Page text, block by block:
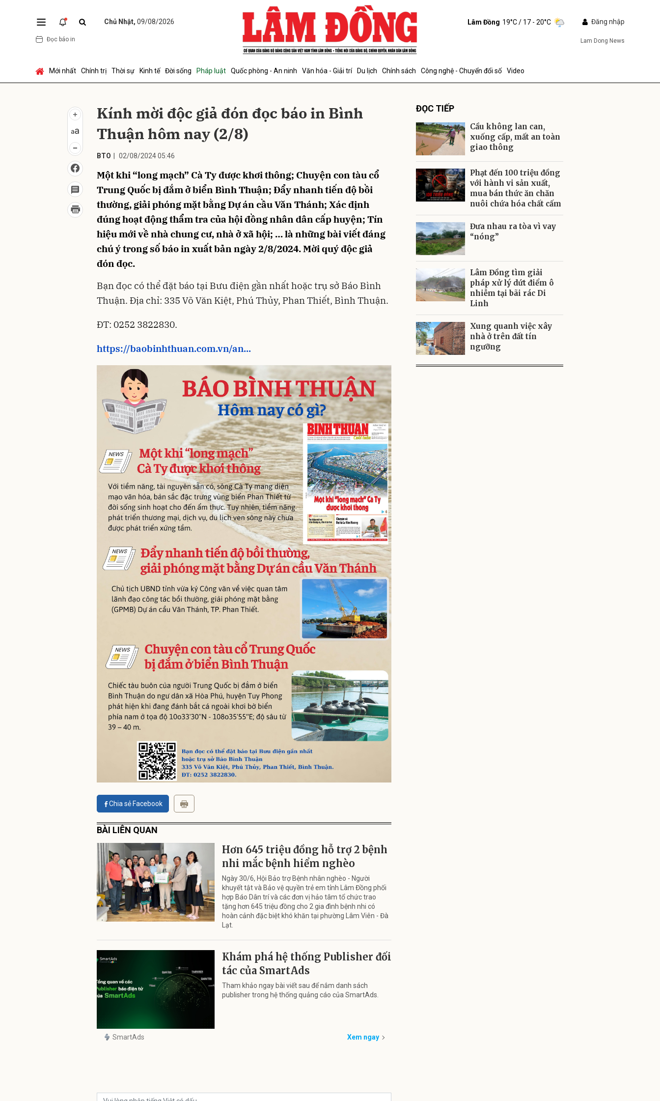
Chủ Nhật, 09/08/2026
Đọc báo in
Lâm Đồng 19°C/ 17 - 20°C Đăng nhập
Lam Dong News
Mới nhất Chính trị Thời sự Kinh tế Đời sống Pháp luật Quốc phòng - An ninh Văn hóa - Giải trí Du lịch Chính sách Công nghệ - Chuyển đổi số Video
Kính mời độc giả đón đọc báo in Bình
Thuận hôm nay (2/8)
BTO 02/08/2024 05:46
Một khi “long mạch” Cà Ty được khơi thông; Chuyện con tàu cổ
Trung Quốc bị đắm ở biển Bình Thuận; Đẩy nhanh tiến độ bồi
thường, giải phóng mặt bằng Dự án cầu Văn Thánh; Xác định
đúng hoạt động thẩm tra của hội đồng nhân dân cấp huyện; Tín
hiệu mới về nhà chung cư, nhà ở xã hội; … là những bài viết đáng
chú ý trong số báo in xuất bản ngày 2/8/2024. Mời quý độc giả
đón đọc.
Bạn đọc có thể đặt báo tại Bưu điện gần nhất hoặc trụ sở Báo Bình
Thuận. Địa chỉ: 335 Võ Văn Kiệt, Phú Thủy, Phan Thiết, Bình Thuận.
ĐT: 0252 3822830.
https://baobinhthuan.com.vn/an...
Chia sẻ Facebook
BÀI LIÊN QUAN
Hơn 645 triệu đồng hỗ trợ 2 bệnh
nhi mắc bệnh hiểm nghèo
Ngày 30/6, Hội Bảo trợ Bệnh nhân nghèo - Người
khuyết tật và Bảo vệ quyền trẻ em tỉnh Lâm Đồng phối
hợp Báo Dân trí và các đơn vị hảo tâm tổ chức trao
tặng hơn 645 triệu đồng cho 2 gia đình bệnh nhi có
hoàn cảnh đặc biệt khó khăn tại phường Lâm Viên - Đà
Lạt.
Khám phá hệ thống Publisher đối
tác của SmartAds
Tham khảo ngay bài viết sau để nắm danh sách
publisher trong hệ thống quảng cáo của SmartAds.
SmartAds Xem ngay
ĐỌC TIẾP
Cầu không lan can,
xuống cấp, mất an toàn
giao thông
Phạt đến 100 triệu đồng
với hành vi sản xuất,
mua bán thức ăn chăn
nuôi chứa hóa chất cấm
Đưa nhau ra tòa vì vay
“nóng”
Lâm Đồng tìm giải
pháp xử lý dứt điểm ô
nhiễm tại bãi rác Di
Linh
Xung quanh việc xây
nhà ở trên đất tín
ngưỡng
Gửi bình luận
Gửi